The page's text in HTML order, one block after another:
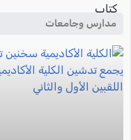
مدارس وجامعات